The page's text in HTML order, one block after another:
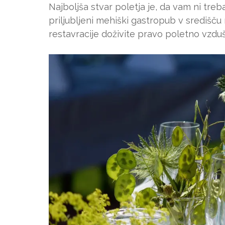
Najboljša stvar poletja je, da vam ni
priljubljeni mehiški gastropub v
restavracije doživite pravo poletno